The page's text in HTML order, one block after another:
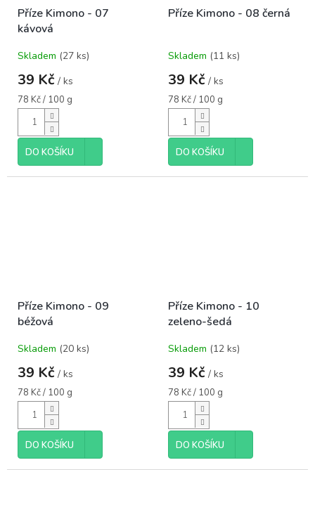
Příze Kimono - 07
kávová
Skladem (27 ks)
39 Kč / ks
Měrná
cena:
78 Kč / 100 g
DO KOŠÍKU
Příze Kimono - 08 černá
Skladem (11 ks)
39 Kč / ks
Měrná
cena:
78 Kč / 100 g
DO KOŠÍKU
Příze Kimono - 09
béžová
Skladem (20 ks)
39 Kč / ks
Měrná
cena:
78 Kč / 100 g
DO KOŠÍKU
Příze Kimono - 10
zeleno-šedá
Skladem (12 ks)
39 Kč / ks
Měrná
cena:
78 Kč / 100 g
DO KOŠÍKU